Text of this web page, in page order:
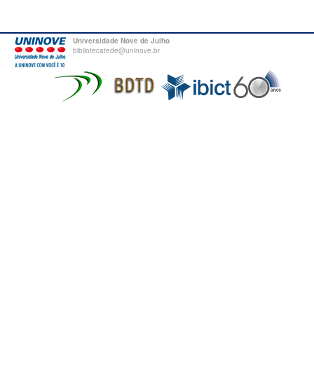
Universidade Nove de Julho
bibliotecatede@uninove.br